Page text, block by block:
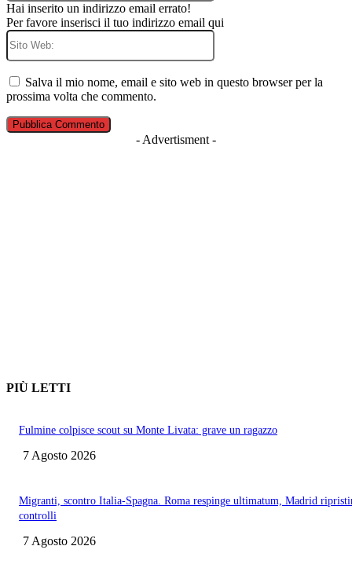
Hai inserito un indirizzo email errato!
Per favore inserisci il tuo indirizzo email qui
Sito
Salva il mio nome, email e sito web in questo browser per la
prossima volta che commento.
- Advertisment -
PIÙ LETTI
Fulmine colpisce scout su Monte Livata: grave un ragazzo
7 Agosto 2026
Migranti, scontro Italia-Spagna. Roma respinge ultimatum, Madrid
controlli
7 Agosto 2026